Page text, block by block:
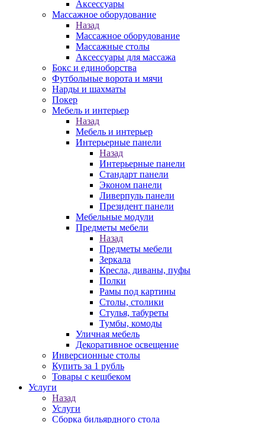
Аксессуары
Массажное оборудование
Назад
Массажное оборудование
Массажные столы
Аксессуары для массажа
Бокс и единоборства
Футбольные ворота и мячи
Нарды и шахматы
Покер
Мебель и интерьер
Назад
Мебель и интерьер
Интерьерные панели
Назад
Интерьерные панели
Стандарт панели
Эконом панели
Ливерпуль панели
Президент панели
Мебельные модули
Предметы мебели
Назад
Предметы мебели
Зеркала
Кресла, диваны, пуфы
Полки
Рамы под картины
Столы, столики
Стулья, табуреты
Тумбы, комоды
Уличная мебель
Декоративное освещение
Инверсионные столы
Купить за 1 рубль
Товары с кешбеком
Услуги
Назад
Услуги
Сборка бильярдного стола